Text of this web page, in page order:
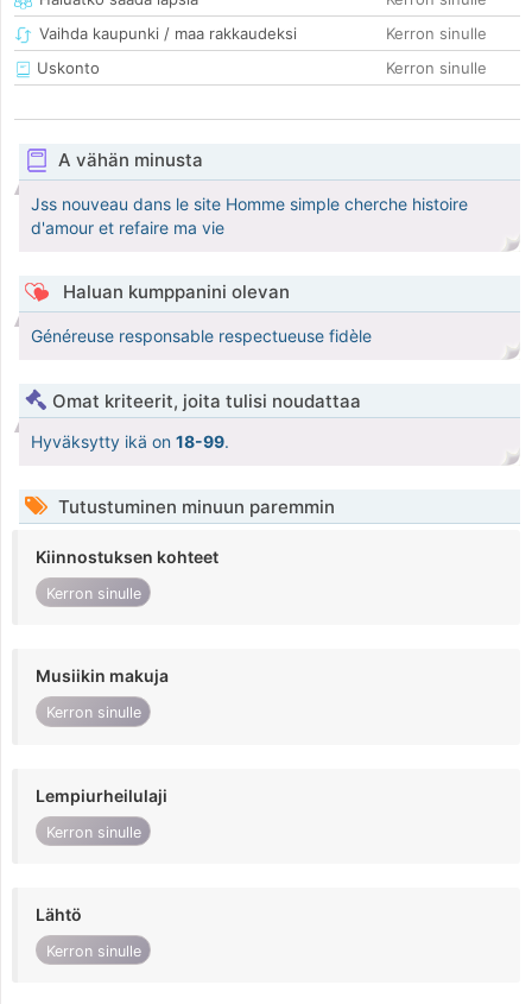
Vaihda kaupunki / maa rakkaudeksi
Kerron sinulle
Uskonto
Kerron sinulle
A vähän minusta
Jss nouveau dans le site Homme simple cherche histoire
d'amour et refaire ma vie
Haluan kumppanini olevan
Généreuse responsable respectueuse fidèle
Omat kriteerit, joita tulisi noudattaa
Hyväksytty ikä on 18-99.
Tutustuminen minuun paremmin
Kiinnostuksen kohteet
Kerron sinulle
Musiikin makuja
Kerron sinulle
Lempiurheilulaji
Kerron sinulle
Lähtö
Kerron sinulle